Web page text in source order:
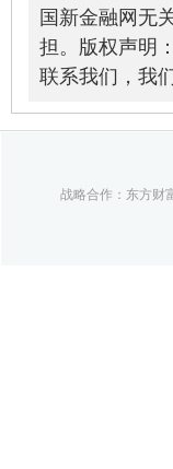
国新金融网无
担。版权声明
联系我们，我
战略合作：东方财